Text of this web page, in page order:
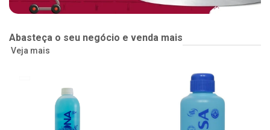
Abasteça o seu negócio e venda mais
Veja mais